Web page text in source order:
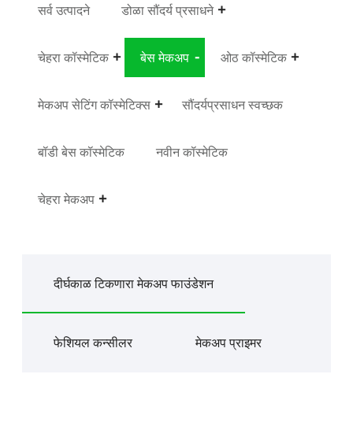
सर्व उत्पादने डोळा सौंदर्य प्रसाधने
चेहरा कॉस्मेटिक बेस मेकअप ओठ कॉस्मेटिक
मेकअप सेटिंग कॉस्मेटिक्स सौंदर्यप्रसाधन स्वच्छक
बॉडी बेस कॉस्मेटिक नवीन कॉस्मेटिक
चेहरा मेकअप
दीर्घकाळ टिकणारा मेकअप फाउंडेशन
फेशियल कन्सीलर मेकअप प्राइमर